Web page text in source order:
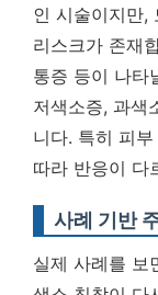
인 시술이지만,
리스크가 존재
통증 등이 나타
저색소증, 과색
니다. 특히 피
따라 반응이 다
사례 기반
실제 사례를 보